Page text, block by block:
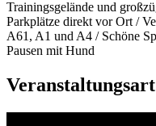
Trainingsgelände und
Parkplätze direkt vor Ort /
A61, A1 und A4 / Schöne
Pausen mit Hund
Veranstaltungsart